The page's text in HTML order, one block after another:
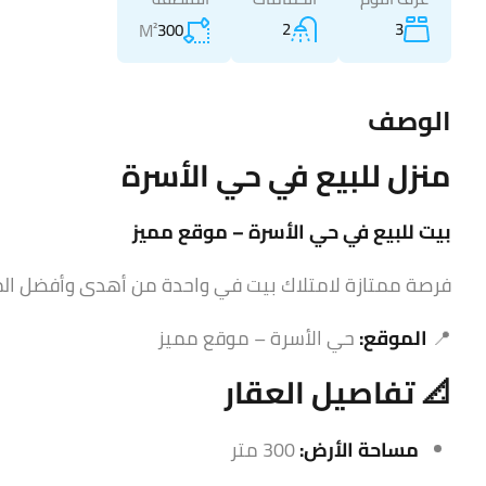
3
2
300
M²
الوصف
منزل للبيع في حي الأسرة
بيت للبيع في حي الأسرة – موقع مميز
فرصة ممتازة لامتلاك بيت في واحدة من أهدى وأفضل
📍 الموقع:حي الأسرة – موقع مميز
📐 تفاصيل العقار
مساحة الأرض: